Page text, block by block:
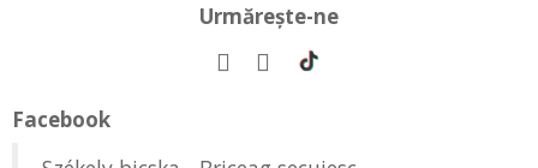
Urmăreşte-ne
Facebook